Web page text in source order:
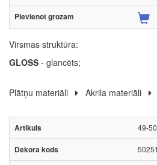
Virsmas struktūra:
GLOSS - glancēts;
Plātņu materiāli Akrila materiāli
49-
50251